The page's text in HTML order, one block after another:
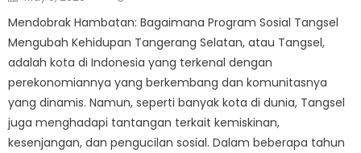
on
Mendobrak Hambatan: Bagaimana Program Sosial Tangsel
Mengubah Kehidupan Tangerang Selatan, atau Tangsel,
adalah kota di Indonesia yang terkenal dengan
perekonomiannya yang berkembang dan komunitasnya
yang dinamis. Namun, seperti banyak kota di dunia, Tangsel
juga menghadapi tantangan terkait kemiskinan,
kesenjangan, dan pengucilan sosial. Dalam beberapa tahun